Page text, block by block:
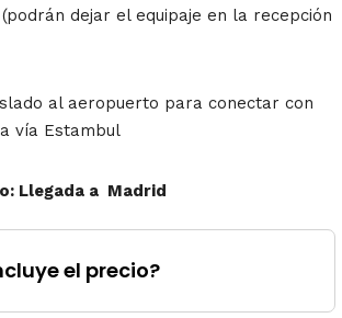
dejar el equipaje en la recepción
al aeropuerto para conectar con
vía Estambul
Llegada a Madrid
el precio?